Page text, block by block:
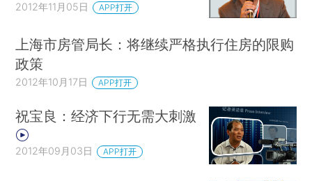
2012年11月05日 APP打开
上海市房管局长：将继续严格执行住房的限购
政策
2012年10月17日 APP打开
祝宝良：经济下行无需大刺激
2012年09月03日 APP打开